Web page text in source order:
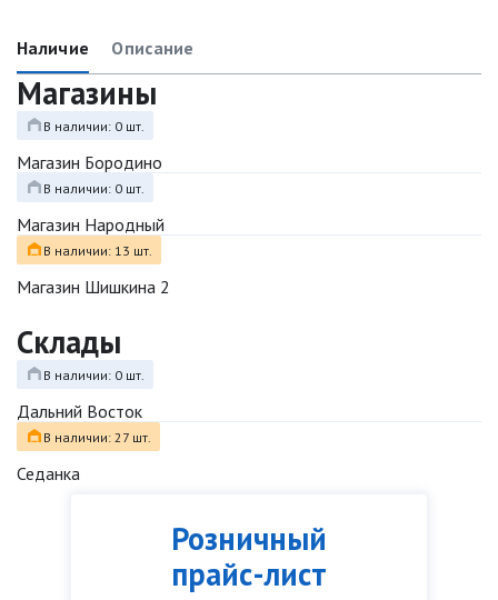
Розничный
прайс-лист
Наличие Описание
Магазины
В наличии: 0 шт.
Магазин Бородино
В наличии: 0 шт.
Магазин Народный
В наличии: 13 шт.
Магазин Шишкина 2
Склады
В наличии: 0 шт.
Дальний Восток
В наличии: 27 шт.
Седанка